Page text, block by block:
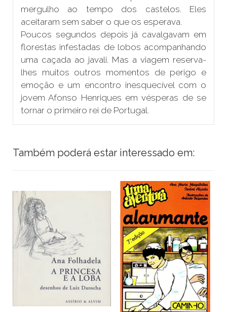
mergulho ao tempo dos castelos. Eles
aceitaram sem saber o que os esperava.
Poucos segundos depois já cavalgavam em
florestas infestadas de lobos acompanhando
uma caçada ao javali. Mas a viagem reserva-
lhes muitos outros momentos de perigo e
emoção e um encontro inesquecível com o
jovem Afonso Henriques em vésperas de se
tornar o primeiro rei de Portugal.
Também poderá estar interessado em: